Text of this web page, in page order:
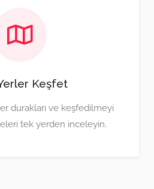
Keşfet
durakları ve keşfedilmeyi
tek yerden inceleyin.